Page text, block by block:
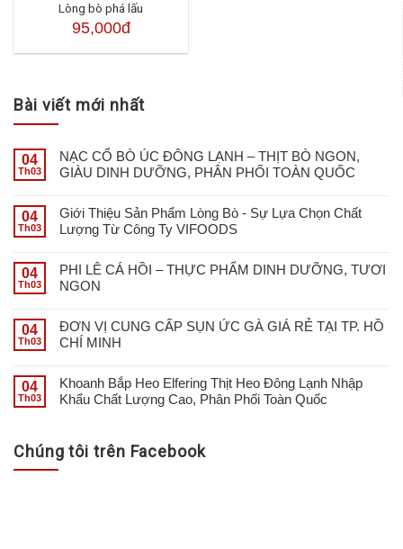
Lòng bò phá lấu
95,000đ
Bài viết mới nhất
04
Th03
NẠC CỔ BÒ ÚC ĐÔNG LẠNH – THỊT BÒ NGON,
GIÀU DINH DƯỠNG, PHÂN PHỐI TOÀN QUỐC
04
Th03
Giới Thiệu Sản Phẩm Lòng Bò - Sự Lựa Chọn Chất
Lượng Từ Công Ty VIFOODS
04
Th03
PHI LÊ CÁ HỒI – THỰC PHẨM DINH DƯỠNG, TƯƠI
NGON
04
Th03
ĐƠN VỊ CUNG CẤP SỤN ỨC GÀ GIÁ RẺ TẠI TP. HỒ
CHÍ MINH
04
Th03
Khoanh Bắp Heo Elfering Thịt Heo Đông Lạnh Nhập
Khẩu Chất Lượng Cao, Phân Phối Toàn Quốc
Chúng tôi trên Facebook